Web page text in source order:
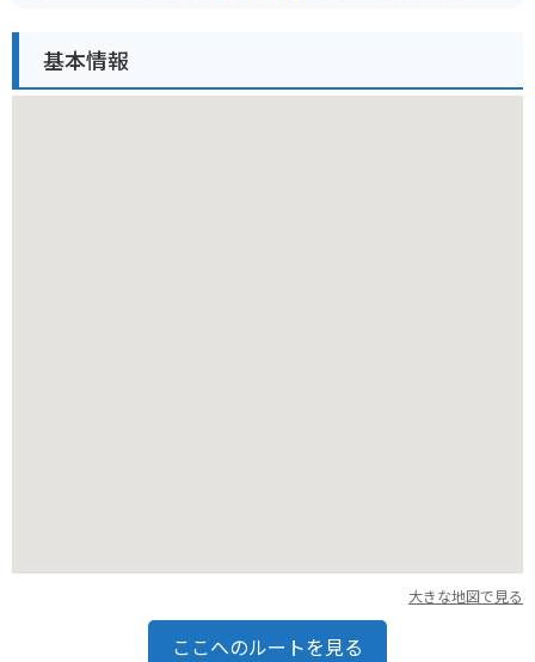
ガーデン内には、バラの香りを楽しめる散策路や、バラをモチ
ーフにした可愛らしいオブジェが点在しており、ゆったりとし
基本情報
大きな地図で見る
ここへのルートを見る